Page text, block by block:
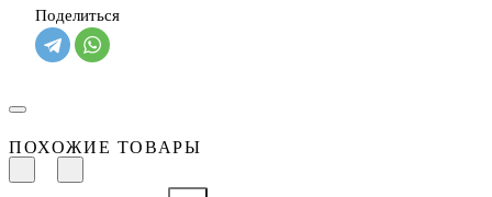
Поделиться
ПОХОЖИЕ ТОВАРЫ